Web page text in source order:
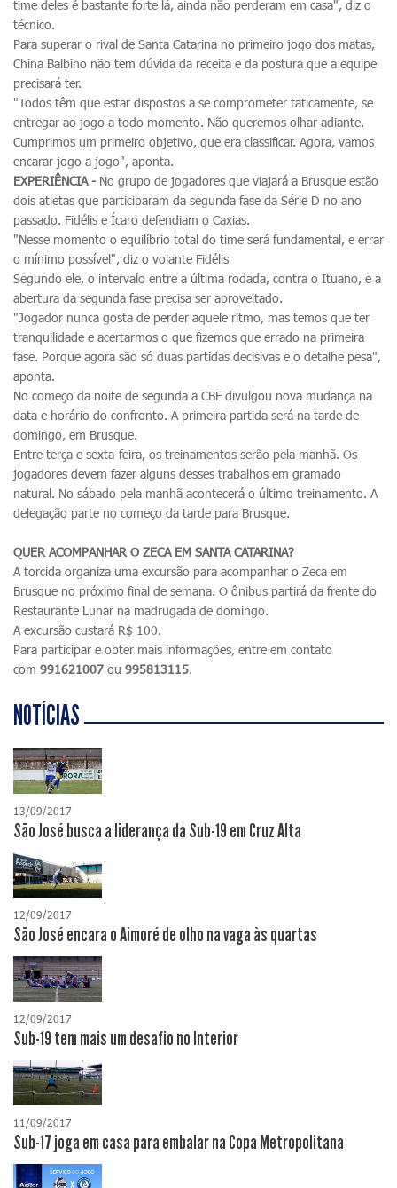
time deles é bastante forte lá, ainda não perderam em casa", diz o
técnico.
Para superar o rival de Santa Catarina no primeiro jogo dos matas,
China Balbino não tem dúvida da receita e da postura que a equipe
precisará ter.
"Todos têm que estar dispostos a se comprometer taticamente, se
entregar ao jogo a todo momento. Não queremos olhar adiante.
Cumprimos um primeiro objetivo, que era classificar. Agora, vamos
encarar jogo a jogo", aponta.
EXPERIÊNCIA - No grupo de jogadores que viajará a Brusque estão
dois atletas que participaram da segunda fase da Série D no ano
passado. Fidélis e Ícaro defendiam o Caxias.
"Nesse momento o equilíbrio total do time será fundamental, e errar
o mínimo possível", diz o volante Fidélis
Segundo ele, o intervalo entre a última rodada, contra o Ituano, e a
abertura da segunda fase precisa ser aproveitado.
"Jogador nunca gosta de perder aquele ritmo, mas temos que ter
tranquilidade e acertarmos o que fizemos que errado na primeira
fase. Porque agora são só duas partidas decisivas e o detalhe pesa",
aponta.
No começo da noite de segunda a CBF divulgou nova mudança na
data e horário do confronto. A primeira partida será na tarde de
domingo, em Brusque.
Entre terça e sexta-feira, os treinamentos serão pela manhã. Os
jogadores devem fazer alguns desses trabalhos em gramado
natural. No sábado pela manhã acontecerá o último treinamento. A
delegação parte no começo da tarde para Brusque.
QUER ACOMPANHAR O ZECA EM SANTA CATARINA?
A torcida organiza uma excursão para acompanhar o Zeca em
Brusque no próximo final de semana. O ônibus partirá da frente do
Restaurante Lunar na madrugada de domingo.
A excursão custará R$ 100.
Para participar e obter mais informações, entre em contato
com 991621007 ou 995813115.
NOTÍCIAS
13/09/2017
São José busca a liderança da Sub-19 em Cruz Alta
12/09/2017
São José encara o Aimoré de olho na vaga às quartas
12/09/2017
Sub-19 tem mais um desafio no Interior
11/09/2017
Sub-17 joga em casa para embalar na Copa Metropolitana